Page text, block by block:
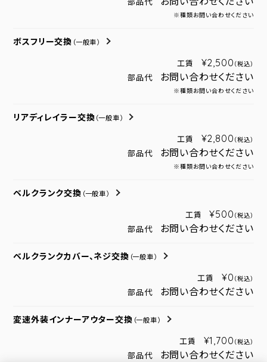
※種類お問い合わせください
ボスフリー交換 （一般車）
工賃 ¥2,500 （税込）
部品代 お問い合わせください
※種類お問い合わせください
リアディレイラー交換 （一般車）
工賃 ¥2,800 （税込）
部品代 お問い合わせください
※種類お問い合わせください
ベルクランク交換 （一般車）
工賃 ¥500 （税込）
部品代 お問い合わせください
ベルクランクカバー、ネジ交換 （一般車）
工賃 ¥0 （税込）
部品代 お問い合わせください
変速外装インナーアウター交換 （一般車）
工賃 ¥1,700 （税込）
部品代 お問い合わせください